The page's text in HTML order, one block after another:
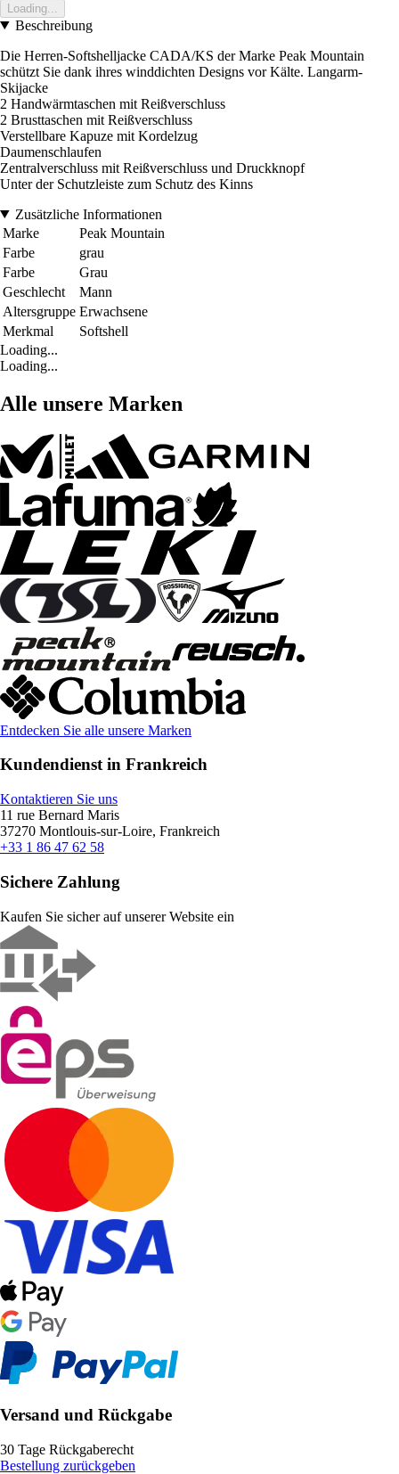
Loading...
Beschreibung
Die Herren-Softshelljacke CADA/KS der Marke Peak Mountain
schützt Sie dank ihres winddichten Designs vor Kälte. Langarm-
Skijacke
2 Handwärmtaschen mit Reißverschluss
2 Brusttaschen mit Reißverschluss
Verstellbare Kapuze mit Kordelzug
Daumenschlaufen
Zentralverschluss mit Reißverschluss und Druckknopf
Unter der Schutzleiste zum Schutz des Kinns
Zusätzliche Informationen
Marke
Peak Mountain
Farbe
grau
Farbe
Grau
Geschlecht
Mann
Altersgruppe Erwachsene
Merkmal
Softshell
Loading...
Loading...
Alle unsere Marken
Entdecken Sie alle unsere Marken
Kundendienst in Frankreich
Kontaktieren Sie uns
11 rue Bernard Maris
37270 Montlouis-sur-Loire, Frankreich
+33 1 86 47 62 58
Sichere Zahlung
Kaufen Sie sicher auf unserer Website ein
Versand und Rückgabe
30 Tage Rückgaberecht
Bestellung zurückgeben